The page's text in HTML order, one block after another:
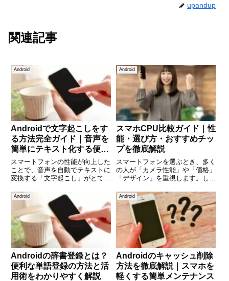
upandup
関連記事
Android
Androidで文字起こしをす
る方法完全ガイド｜音声を
簡単にテキスト化する便利
な使い方
スマートフォンの性能が向上した
ことで、音声を自動でテキストに
変換する「文字起こし」がとても
インタビューの記録、動画の字幕
作成、授業のノートなど、さまざ
まな場面で活用されています。特
にAndroidスマートフォン
Android
スマホCPU比較ガイド｜性
能・選び方・おすすめチッ
プを徹底解説
スマートフォンを選ぶとき、多く
の人が「カメラ性能」や「価格」
「デザイン」を重視します。しか
左右するのが「CPU（プロセッ
サ）」です。CPUはスマートフ
ォンの頭脳ともいえる重要なパー
ツで、処理速度やゲーム性能、バ
Android
Androidの辞書登録とは？
便利な単語登録の方法と活
用術をわかりやすく解説
Android
Androidのキャッシュ削除
方法を徹底解説｜スマホを
軽くする簡単メンテナンス